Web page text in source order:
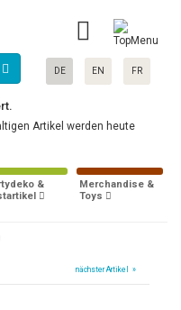
DE EN FR
Artikel werden heute
&
Merchandise &
Toys
nächster Artikel »